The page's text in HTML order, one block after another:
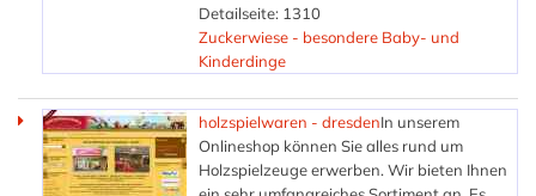
Detailseite: 1310
Zuckerwiese - besondere Baby- und
Kinderdinge
holzspielwaren - dresdenIn unserem
Onlineshop können Sie alles rund um
Holzspielzeuge erwerben. Wir bieten Ihnen